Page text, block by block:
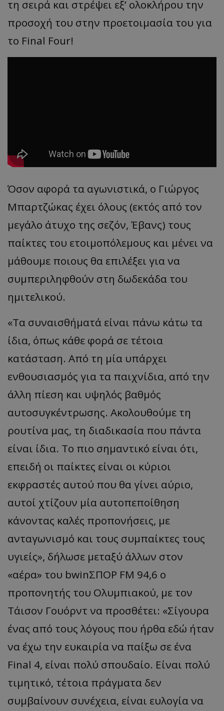
τη σειρά και στρέψει εξ’ ολοκλήρου την
προσοχή του στην προετοιμασία του για
το Final Four!
Όσον αφορά τα αγωνιστικά, ο Γιώργος
Μπαρτζώκας έχει όλους (εκτός από τον
μεγάλο άτυχο της σεζόν, Έβανς) τους
παίκτες του ετοιμοπόλεμους και μένει να
μάθουμε ποιους θα επιλέξει για να
συμπεριληφθούν στη δωδεκάδα του
ημιτελικού.
«Τα συναισθήματά είναι πάνω κάτω τα
ίδια, όπως κάθε φορά σε τέτοια
κατάσταση. Από τη μία υπάρχει
ενθουσιασμός για τα παιχνίδια, από την
άλλη πίεση και υψηλός βαθμός
αυτοσυγκέντρωσης. Ακολουθούμε τη
ρουτίνα μας, τη διαδικασία που πάντα
είναι ίδια. Το πιο σημαντικό είναι ότι,
επειδή οι παίκτες είναι οι κύριοι
εκφραστές αυτού που θα γίνει αύριο,
αυτοί χτίζουν μία αυτοπεποίθηση
κάνοντας καλές προπονήσεις, με
ανταγωνισμό και τους συμπαίκτες τους
υγιείς», δήλωσε μεταξύ άλλων στον
«αέρα» του bwinΣΠΟΡ FM 94,6 ο
προπονητής του Ολυμπιακού, με τον
Τάισον Γουόρντ να προσθέτει: «Σίγουρα
ένας από τους λόγους που ήρθα εδώ ήταν
να έχω την ευκαιρία να παίξω σε ένα
Final 4, είναι πολύ σπουδαίο. Είναι πολύ
τιμητικό, τέτοια πράγματα δεν
συμβαίνουν συνέχεια, είναι ευλογία να